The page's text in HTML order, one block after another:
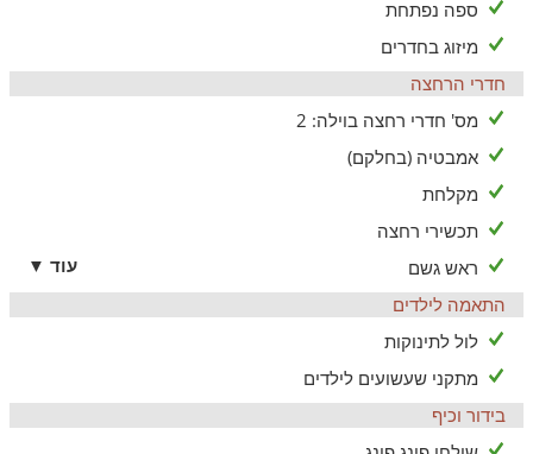
ספה נפתחת
מיזוג בחדרים
חדרי הרחצה
מס' חדרי רחצה בוילה: 2
אמבטיה (בחלקם)
מקלחת
תכשירי רחצה
ראש גשם
עוד ▼
התאמה לילדים
לול לתינוקות
מתקני שעשועים לילדים
בידור וכיף